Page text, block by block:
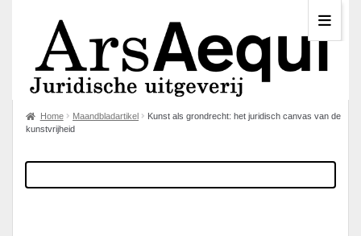
Home Maandbladartikel
Kunst als grondrecht: het juridisch canvas van de
kunstvrijheid